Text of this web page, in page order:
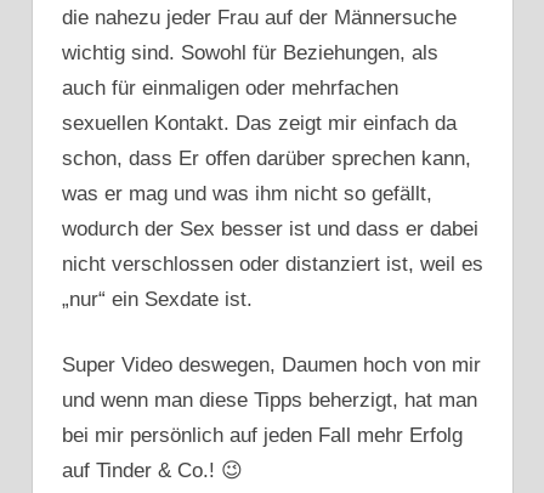
TIPPS
FÜR
MÄNNER
ONLINE
TIPPS
MÄNNER
ONLINE
DATING
ONLINE
DATING
VS
LIFE
die nahezu jeder Frau auf der Männersuche
wichtig sind. Sowohl für Beziehungen, als
auch für einmaligen oder mehrfachen
sexuellen Kontakt. Das zeigt mir einfach da
schon, dass Er offen darüber sprechen kann,
was er mag und was ihm nicht so gefällt,
wodurch der Sex besser ist und dass er dabei
nicht verschlossen oder distanziert ist, weil es
„nur“ ein Sexdate ist.
Super Video deswegen, Daumen hoch von mir
und wenn man diese Tipps beherzigt, hat man
bei mir persönlich auf jeden Fall mehr Erfolg
auf Tinder & Co.! 😉